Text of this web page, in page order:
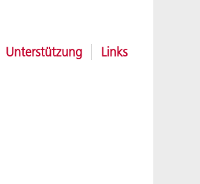
Unterstützung Links